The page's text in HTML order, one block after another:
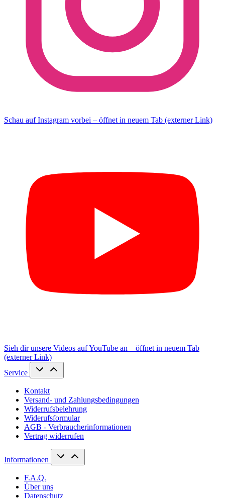
Schau auf Instagram vorbei – öffnet in neuem Tab (externer Link)
Sieh dir unsere Videos auf YouTube an – öffnet in neuem Tab
(externer Link)
Service
Kontakt
Versand- und Zahlungsbedingungen
Widerrufsbelehrung
Widerufsformular
AGB - Verbraucherinformationen
Vertrag widerrufen
Informationen
F.A.Q.
Über uns
Datenschutz